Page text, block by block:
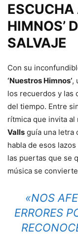
ESCUCHA
HIMNOS’
SALVAJE
Con su
‘Nuestros Himnos’,
los recuerdos y las
del tiempo. Entre
rítmica que invita al
Valls guía una letra
habla de esos
las puertas que se
música se
«NOS
ERRORES